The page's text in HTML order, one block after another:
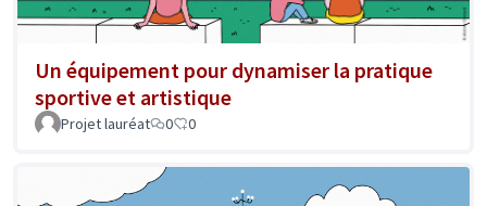
Un équipement pour dynamiser la pratique
sportive et artistique
Projet lauréat 0 0